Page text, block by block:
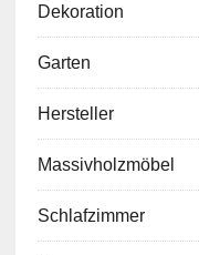
Dekoration
Garten
Hersteller
Massivholzmöbel
Schlafzimmer